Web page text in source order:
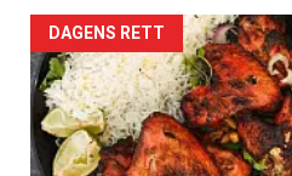
DAGENS RETT